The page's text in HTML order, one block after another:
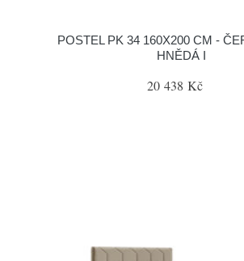
POSTEL PK 34 160X200 CM -
HNĚDÁ I
20 438 Kč